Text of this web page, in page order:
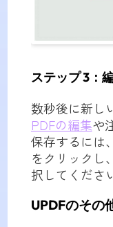
ステップ 3：
数秒後に新し
PDFの編集や
保存するには
をクリックし
択してくださ
UPDFのその